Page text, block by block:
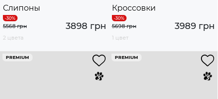
Слипоны
3898 грн
5568 грн
2 цвета
Кроссовки
3989 грн
5698 грн
1 цвет
PREMIUM PREMIUM